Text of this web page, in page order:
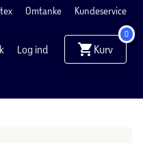
Omtanke Kundeservice
Log ind Kurv
0